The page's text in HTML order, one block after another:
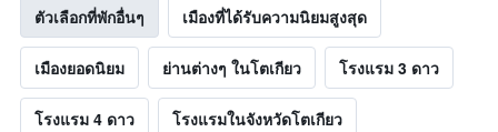
ตัวเลือกที่พักอื่นๆ เมืองที่ได้รับความนิยมสูงสุด
เมืองยอดนิยม ย่านต่างๆ ในโตเกียว โรงแรม 3 ดาว
โรงแรม 4 ดาว โรงแรมในจังหวัดโตเกียว